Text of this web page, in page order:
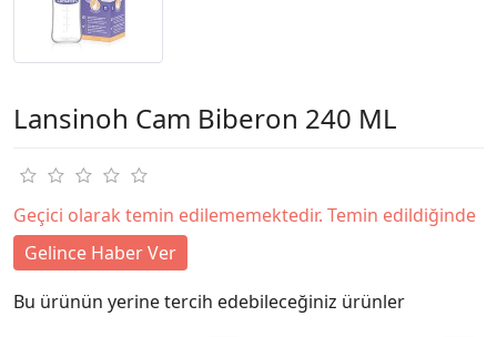
Lansinoh Cam Biberon 240 ML
Geçici olarak temin edilememektedir. Temin edildiğinde
Gelince Haber Ver
Bu ürünün yerine tercih edebileceğiniz ürünler